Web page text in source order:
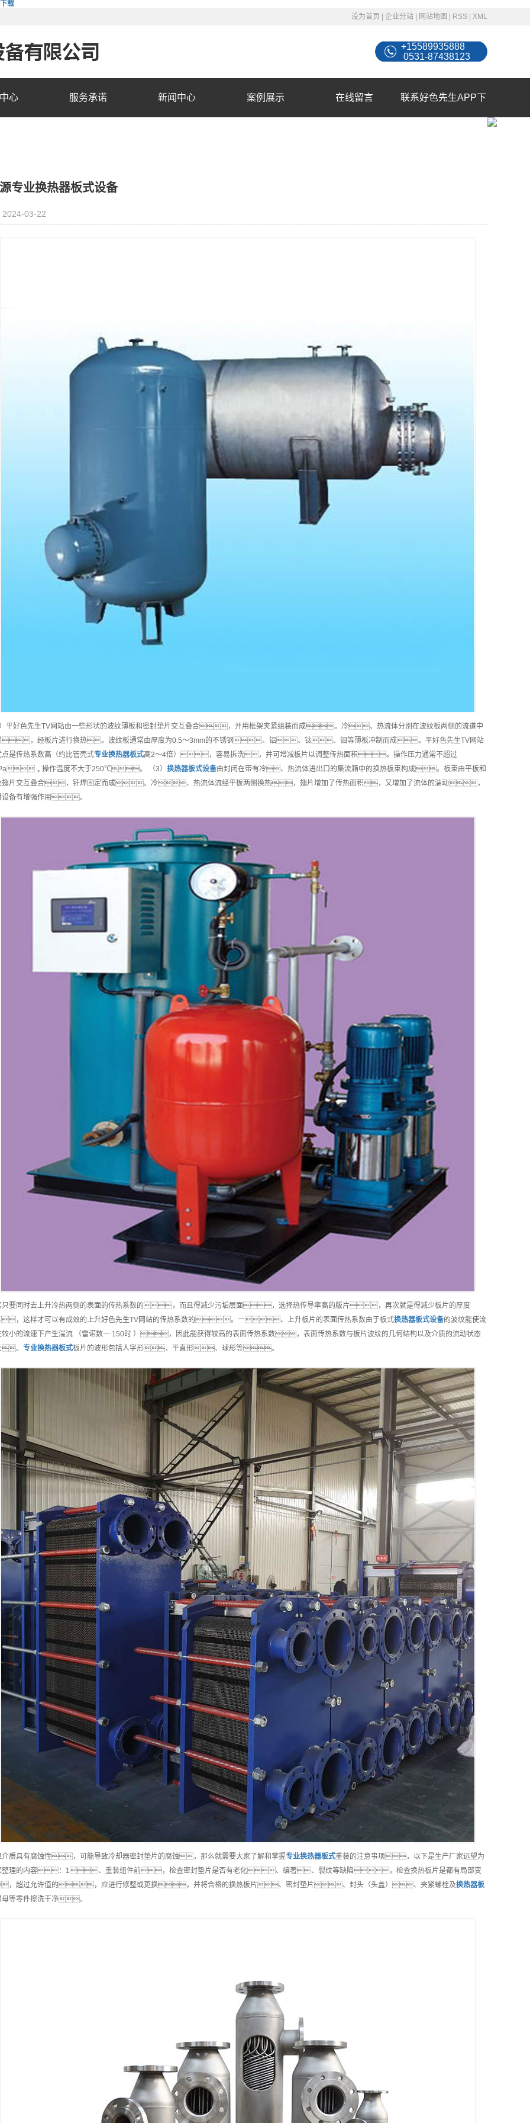
载
设为首页
企业分站 网站地图 RSS XML
+15589935888
0531-87438123
心 服务承诺 新闻中心 案例展示 在线留言 联系好色先生APP下
专业换热器板式设备
2024-03-22
平好色先生TV网站由一些形状的波纹薄板和密封垫片交互叠合，并用框架夹紧组装而成。冷、热流体分别在波纹板两侧的流道中
，经板片进行换热。波纹板通常由厚度为0.5～3mm的不锈钢、铝、钛、钼等薄板冲制而成。平好色先生TV网站
点是传热系数高（约比管壳式专业换热器板式高2～4倍），容易拆洗，并可增减板片以调整传热面积。操作压力通常不超过
，操作温度不大于250℃。 （3） 换热器板式设备由封闭在带有冷、热流体进出口的集流箱中的换热板束构成。板束由平板和
翅片交互叠合，钎焊固定而成。冷、热流体流经平板两侧换热，翅片增加了传热面积，又增加了流体的湍动，
设备有增强作用。
只要同时去上升冷热两侧的表面的传热系数的，而且得减少污垢层面，选择热传导率高的版片，再次就是得减少板片的厚度
，这样才可以有成效的上升好色先生TV网站的传热系数的。一、上升板片的表面传热系数由于板式换热器板式设备的波纹能使流
较小的流速下产生湍流 （雷诺数一 150时 ），因此能获得较高的表面传热系数，表面传热系数与板片波纹的几何结构以及介质的流动状态
。 专业换热器板式板片的波形包括人字形、平直形、球形等。
介质具有腐蚀性，可能导致冷却器密封垫片的腐蚀，那么就需要大家了解和掌握专业换热器板式重装的注意事项，以下是生产厂家远望为
整理的内容：1、重装组件前，检查密封垫片是否有老化、编著、裂纹等缺陷，检查换热板片是都有局部变
，超过允许值的，应进行修整或更换，并将合格的换热板片、密封垫片、封头（头盖）、夹紧螺栓及换热器板
母等零件擦洗干净。